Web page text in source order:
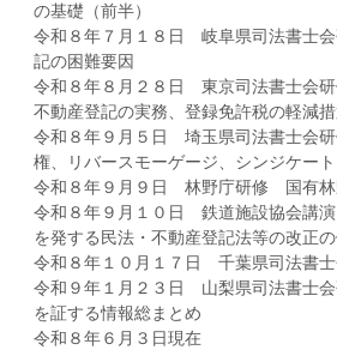
の基礎（前半）
令和８年７月１８日 岐阜県司法書士
記の困難要因
令和８年８月２８日 東京司法書士会
不動産登記の実務、登録免許税の軽減
令和８年９月５日 埼玉県司法書士会
権、リバースモーゲージ、シンジケー
令和８年９月９日 林野庁研修 国有林
令和８年９月１０日 鉄道施設協会講
を発する民法・不動産登記法等の改正
令和８年１０月１７日 千葉県司法書士
令和９年１月２３日 山梨県司法書士
を証する情報総まとめ
令和８年６月３日現在